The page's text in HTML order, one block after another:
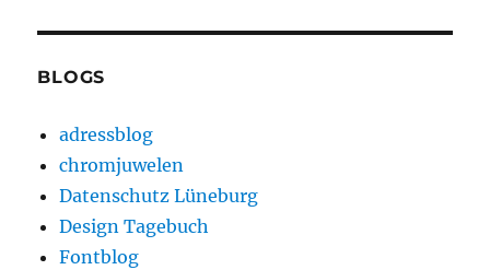
BLOGS
adressblog
chromjuwelen
Datenschutz Lüneburg
Design Tagebuch
Fontblog